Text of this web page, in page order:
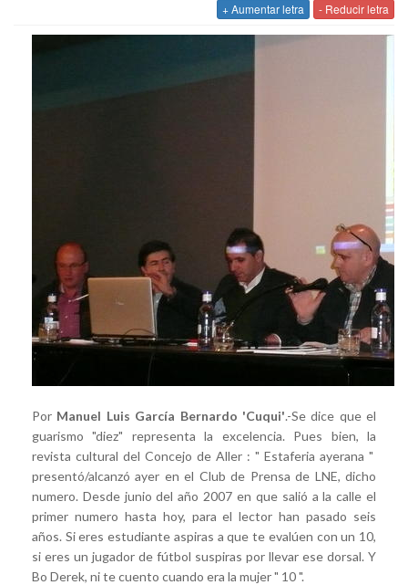
+ Aumentar letra - Reducir letra
Por Manuel Luis García Bernardo 'Cuqui'.-Se dice que el
guarismo "diez" representa la excelencia. Pues bien, la
revista cultural del Concejo de Aller : " Estaferia ayerana "
presentó/alcanzó ayer en el Club de Prensa de LNE, dicho
numero. Desde junio del año 2007 en que salió a la calle el
primer numero hasta hoy, para el lector han pasado seis
años. Si eres estudiante aspiras a que te evalúen con un 10,
si eres un jugador de fútbol suspiras por llevar ese dorsal. Y
Bo Derek, ni te cuento cuando era la mujer " 10 ".